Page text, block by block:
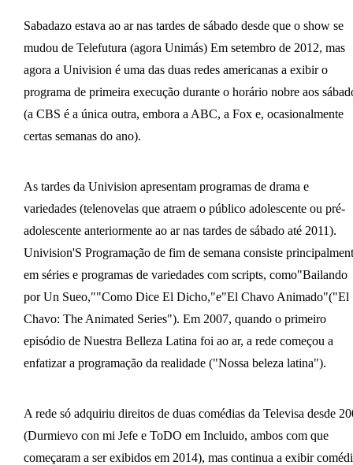
Sabadazo estava ao ar nas tardes de sábado desde que o show se
mudou de Telefutura (agora Unimás) Em setembro de 2012, mas
agora a Univision é uma das duas redes americanas a exibir o
programa de primeira execução durante o horário nobre aos
(a CBS é a única outra, embora a ABC, a Fox e, ocasionalmente
certas semanas do ano).
As tardes da Univision apresentam programas de drama e
variedades (telenovelas que atraem o público adolescente ou pré-
adolescente anteriormente ao ar nas tardes de sábado até 2011).
Univision'S Programação de fim de semana consiste
em séries e programas de variedades com scripts, como"Bailando
por Un Sueo,""Como Dice El Dicho,"e"El Chavo Animado"("El
Chavo: The Animated Series"). Em 2007, quando o primeiro
episódio de Nuestra Belleza Latina foi ao ar, a rede começou a
enfatizar a programação da realidade ("Nossa beleza latina").
A rede só adquiriu direitos de duas comédias da Televisa desde
(Durmievo con mi Jefe e ToDO em Incluido, ambos com que
começaram a ser exibidos em 2014), mas continua a exibir